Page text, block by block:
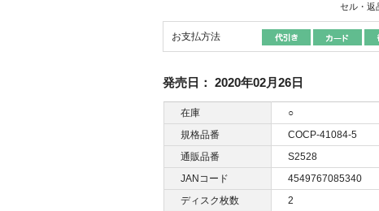
セル・返
お支払方法
発売日： 2020年02月26日
在庫
○
規格品番
COCP-41084-5
通販品番
S2528
JANコード
4549767085340
ディスク枚数
2